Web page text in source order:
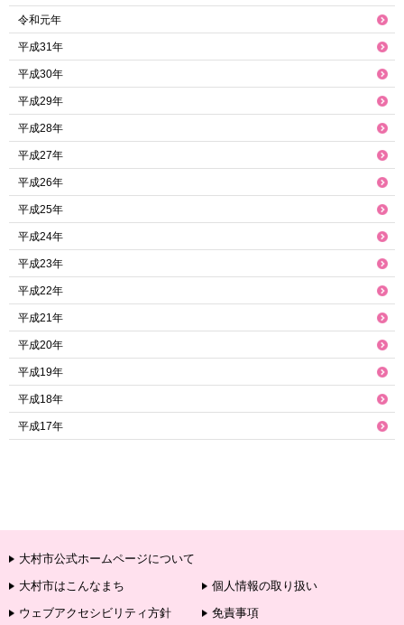
令和元年
平成31年
平成30年
平成29年
平成28年
平成27年
平成26年
平成25年
平成24年
平成23年
平成22年
平成21年
平成20年
平成19年
平成18年
平成17年
大村市公式ホームページについて
大村市はこんなまち
個人情報の取り扱い
ウェブアクセシビリティ方針
免責事項